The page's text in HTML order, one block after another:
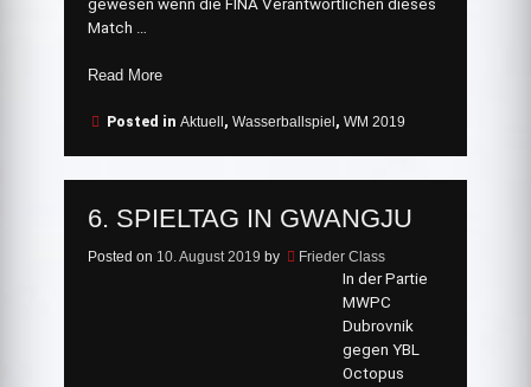
gewesen wenn die FINA Verantwortlichen dieses
Match …
Read More„letzter
in
Posted in Aktuell , Wasserballspiel , WM 2019
6. SPIELTAG IN GWANGJU
Posted on 10. August 2019 by Frieder Class
In der Partie
MWPC
Dubrovnik
gegen YBL
Octopus